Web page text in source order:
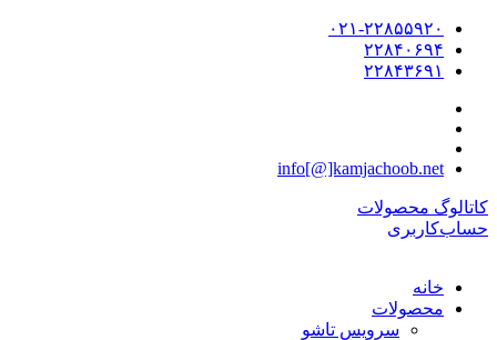
۰۲۱-۲۲۸۵۵۹۲۰
۲۲۸۴۰۶۹۴
۲۲۸۴۳۶۹۱
info[@]kamjachoob.net
کاتالوگ محصولات
حساب‌کاربری
خانه
محصولات
سرویس تاشو